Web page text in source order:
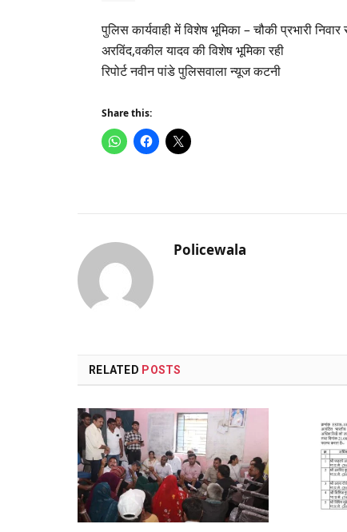
पुलिसकार्यवाहीमेंविशेषभूमिका – चौकी प्रभारी
अरविंद,वकील यादव की विशेष भूमिका रही
रिपोर्ट नवीन पांडे पुलिसवाला न्यूज कटनी
Share this:
Policewala
RELATED POSTS